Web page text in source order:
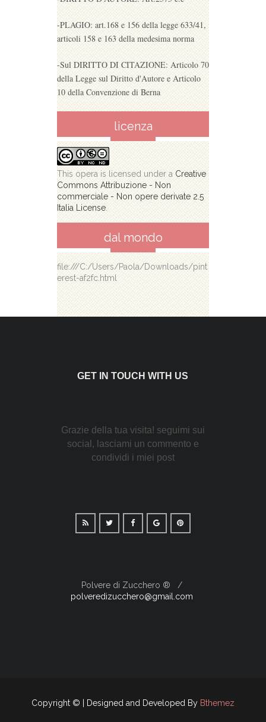
-PLAGIO: art.168 e 156 della legge 633/41,
articoli 158 e 163 della medesima norma
-Sul DIRITTO DI CITAZIONE: Articolo 70
della Legge sul Diritto d'Autore e Articolo
10 della Convenzione di Berna
licenza
This opera is licensed under a Creative
Commons Attribuzione - Non
commerciale - Non opere derivate 2.5
Italia License.
dal mondo
file:///C:/Users/Paola/Downloads/pint
erest-af2fc.html
GET IN TOUCH WITH US
Grazie della tua visita! seguimi sui
social, lasciami un commento e
condividi i miei post
Polvere di Zucchero ®
polveredizucchero@gmail.com
Copyright © | Designed and Developed By Bthemez